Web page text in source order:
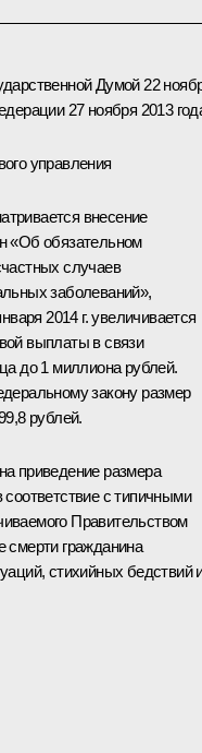
Думой 22
27 ноября 2013
управления
внесение
«Об обязательном
случаев
заболеваний»,
2014 г. увеличивается
выплаты в связи
до 1 миллиона рублей.
закону размер
рублей.
приведение размера
с типичными
Правительством
смерти гражданина
стихийных бедствий